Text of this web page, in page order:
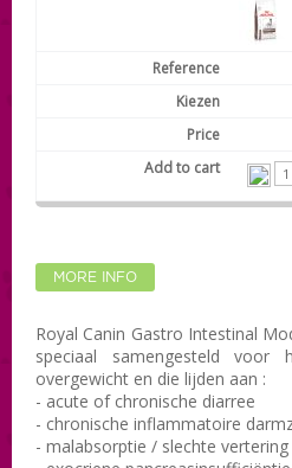
MORE INFO
Royal Canin Gastro Intestinal
speciaal samengesteld
overgewicht en die lijden aan :
- acute of chronische diarree
- chronische inflammatoire
- malabsorptie / slechte vertering